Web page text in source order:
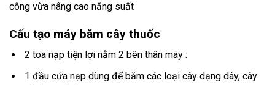
công vừa nâng cao năng suất
Cấu tạo máy băm cây thuốc
2 toa nạp tiện lợi nằm 2 bên thân máy :
1 đầu cửa nạp dùng để băm các loại cây dạng dây, cây